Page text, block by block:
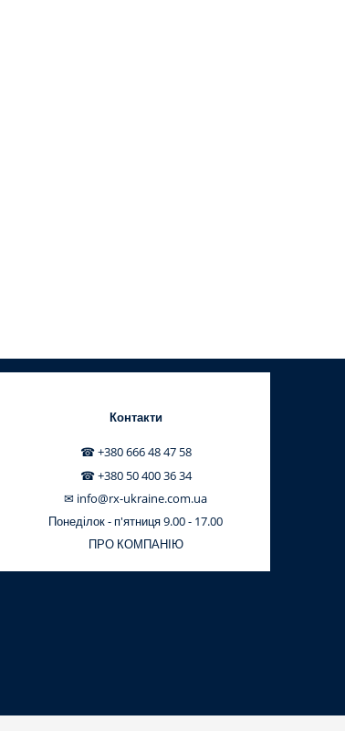
Контакти
☎ +380 666 48 47 58
☎ +380 50 400 36 34
✉ info@rx-ukraine.com.ua
Понеділок - п'ятниця 9.00 - 17.00
ПРО КОМПАНІЮ